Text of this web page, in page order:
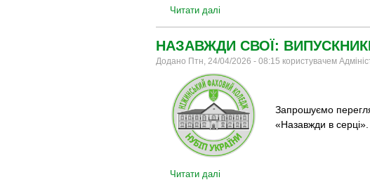
Читати далі
НАЗАВЖДИ СВОЇ:
Додано Птн, 24/04/2026 - 08:15 користувачем
Запрошуємо
«Назавжди в серці».
Читати далі